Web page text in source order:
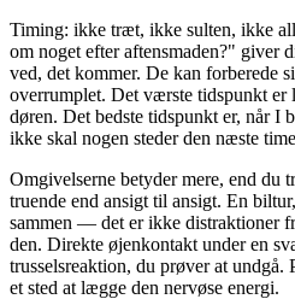
Timing: ikke træt, ikke sulten, ikke
om noget efter aftensmaden?" giver
ved, det kommer. De kan forberede
overrumplet. Det værste tidspunkt er
døren. Det bedste tidspunkt er, når I
ikke skal nogen steder den næste
Omgivelserne betyder mere, end du
truende end ansigt til ansigt. En
sammen — det er ikke distraktioner
den. Direkte øjenkontakt under en
trusselsreaktion, du prøver at
et sted at lægge den nervøse energi.